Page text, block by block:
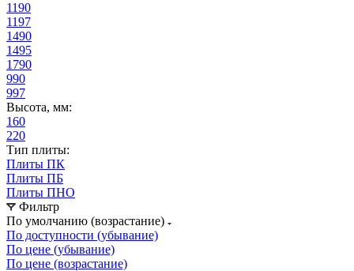
1190
1197
1490
1495
1790
990
997
Высота, мм:
160
220
Тип плиты:
Плиты ПК
Плиты ПБ
Плиты ПНО
Фильтр
По умолчанию (возрастание)
По доступности (убывание)
По цене (убывание)
По цене (возрастание)